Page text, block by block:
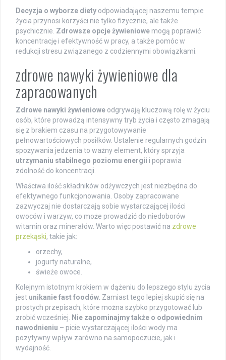
Decyzja o wyborze diety odpowiadającej naszemu tempie
życia przynosi korzyści nie tylko fizycznie, ale także
psychicznie. Zdrowsze opcje żywieniowe mogą poprawić
koncentrację i efektywność w pracy, a także pomóc w
redukcji stresu związanego z codziennymi obowiązkami.
zdrowe nawyki żywieniowe dla
zapracowanych
Zdrowe nawyki żywieniowe odgrywają kluczową rolę w życiu
osób, które prowadzą intensywny tryb życia i często zmagają
się z brakiem czasu na przygotowywanie
pełnowartościowych posiłków. Ustalenie regularnych godzin
spożywania jedzenia to ważny element, który sprzyja
utrzymaniu stabilnego poziomu energii i poprawia
zdolność do koncentracji.
Właściwa ilość składników odżywczych jest niezbędna do
efektywnego funkcjonowania. Osoby zapracowane
zazwyczaj nie dostarczają sobie wystarczającej ilości
owoców i warzyw, co może prowadzić do niedoborów
witamin oraz minerałów. Warto więc postawić na zdrowe
przekąski, takie jak:
orzechy,
jogurty naturalne,
świeże owoce.
Kolejnym istotnym krokiem w dążeniu do lepszego stylu życia
jest unikanie fast foodów . Zamiast tego lepiej skupić się na
prostych przepisach, które można szybko przygotować lub
zrobić wcześniej.
Nie zapominajmy także o odpowiednim
nawodnieniu – picie wystarczającej ilości wody ma
pozytywny wpływ zarówno na samopoczucie, jak i
wydajność.